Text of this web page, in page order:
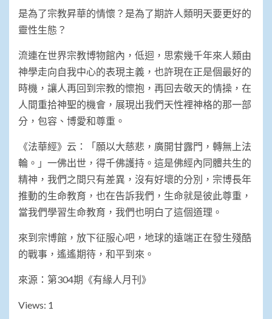
是為了宗教昇華的情懷？是為了期許人類明天要更好的
靈性生態？
流連在世界宗教博物館內，低迴，思索幾千年來人類由
神學走向自我中心的表現主義，也許現在正是個最好的
時機，讓人再回到宗教的懷抱，再回去敬天的情操，在
人間重拾神聖的機會，展現出我們天性裡神格的那一部
分，包容、博愛和尊重。
《法華經》云：「願以大慈悲，廣開甘露門，轉無上法
輪。」一佛出世，得千佛護持。這是佛經內同體共生的
精神，我們之間只有差異，沒有好壞的分別，宗博長年
推動的生命教育，也在告訴我們，生命就是彼此尊重，
當我們學習生命教育，我們也明白了這個道理。
來到宗博館，放下征服心吧，地球的遠端正在發生殘酷
的戰事，遙遙期待，和平到來。
來源：第304期《有緣人月刊》
Views: 1